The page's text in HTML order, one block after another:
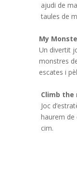
ajudi de
taules de
My
Un divertit
monstres
escates i
Climb the
Joc
haurem de
cim.